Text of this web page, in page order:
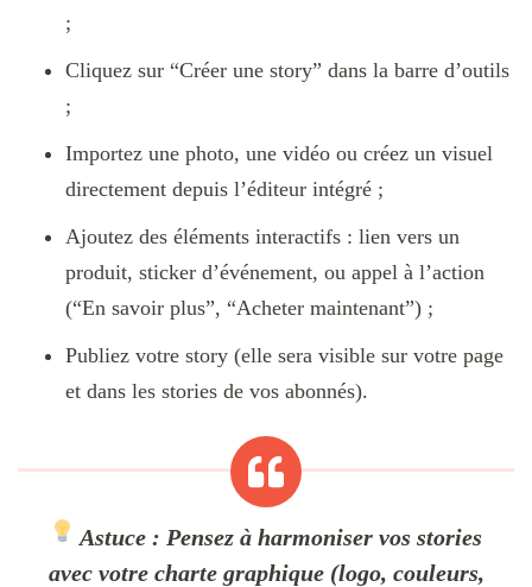
;
Cliquez sur “Créer une story” dans la barre d’outils
;
Importez une photo, une vidéo ou créez un visuel
directement depuis l’éditeur intégré ;
Ajoutez des éléments interactifs : lien vers un
produit, sticker d’événement, ou appel à l’action
(“En savoir plus”, “Acheter maintenant”) ;
Publiez votre story (elle sera visible sur votre page
et dans les stories de vos abonnés).
Astuce : Pensez à harmoniser vos stories
avec votre charte graphique (logo, couleurs,